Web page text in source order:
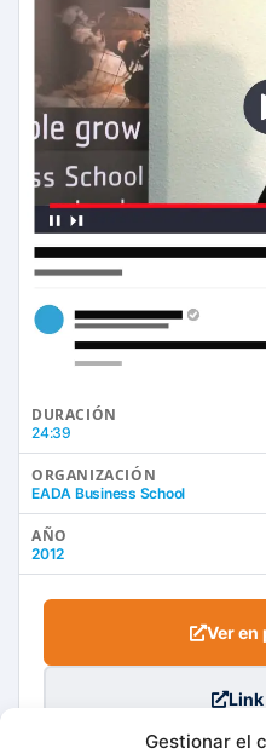
Gestionar el
DURACIÓN
24:39
ORGANIZACIÓN
EADA Business School
AÑO
2012
Ver en